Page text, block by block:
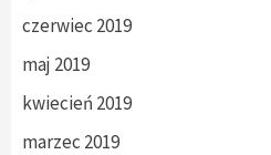
czerwiec 2019
maj 2019
kwiecień 2019
marzec 2019